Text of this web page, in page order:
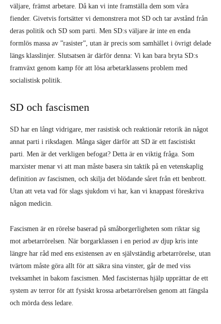
väljare, främst arbetare. Då kan vi inte framställa dem som våra
fiender. Givetvis fortsätter vi demonstrera mot SD och tar avstånd från
deras politik och SD som parti. Men SD:s väljare är inte en enda
formlös massa av ”rasister”, utan är precis som samhället i övrigt delade
längs klasslinjer. Slutsatsen är därför denna: Vi kan bara bryta SD:s
framväxt genom kamp för att lösa arbetarklassens problem med
socialistisk politik.
SD och fascismen
SD har en långt vidrigare, mer rasistisk och reaktionär retorik än något
annat parti i riksdagen. Många säger därför att SD är ett fascistiskt
parti. Men är det verkligen befogat? Detta är en viktig fråga. Som
marxister menar vi att man måste basera sin taktik på en vetenskaplig
definition av fascismen, och skilja det blödande såret från ett benbrott.
Utan att veta vad för slags sjukdom vi har, kan vi knappast föreskriva
någon medicin.
Fascismen är en rörelse baserad på småborgerligheten som riktar sig
mot arbetarrörelsen. När borgarklassen i en period av djup kris inte
längre har råd med ens existensen av en självständig arbetarrörelse, utan
tvärtom måste göra allt för att säkra sina vinster, går de med viss
tveksamhet in bakom fascismen. Med fascisternas hjälp upprättar de ett
system av terror för att fysiskt krossa arbetarrörelsen genom att fängsla
och mörda dess ledare.